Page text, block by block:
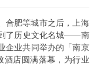
合肥等城市之后，上海
了历史文化名城——南
企业共同举办的「南京
酒店圆满落幕，为行业